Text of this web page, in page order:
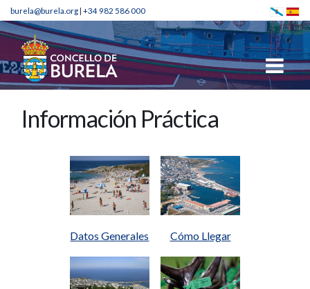
burela@burela.org| +34 982 586 000
Información Práctica
Datos Generales Cómo Llegar